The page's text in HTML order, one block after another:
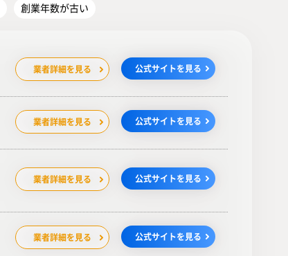
創業年数が古い
業者詳細を見る 公式サイトを見る
業者詳細を見る 公式サイトを見る
業者詳細を見る 公式サイトを見る
業者詳細を見る 公式サイトを見る